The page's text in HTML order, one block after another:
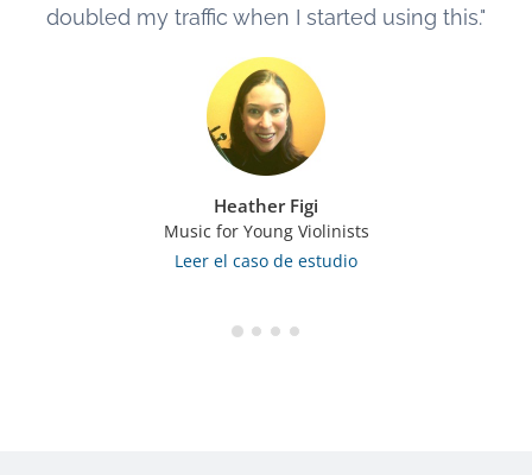
doubled my traffic when I started using this."
Heather Figi
Music for Young Violinists
Leer el caso de estudio